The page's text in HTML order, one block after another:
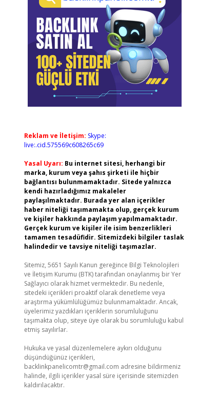
Reklam ve İletişim: Skype:
live:.cid.575569c608265c69
Yasal Uyarı: Bu internet sitesi, herhangi bir
marka, kurum veya şahıs şirketi ile hiçbir
bağlantısı bulunmamaktadır. Sitede yalnızca
kendi hazırladığımız makaleler
paylaşılmaktadır. Burada yer alan içerikler
haber niteliği taşımamakta olup, gerçek kurum
ve kişiler hakkında paylaşım yapılmamaktadır.
Gerçek kurum ve kişiler ile isim benzerlikleri
tamamen tesadüfidir. Sitemizdeki bilgiler taslak
halindedir ve tavsiye niteliği taşımazlar.
Sitemiz, 5651 Sayılı Kanun gereğince Bilgi Teknolojileri
ve İletişim Kurumu (BTK) tarafından onaylanmış bir Yer
Sağlayıcı olarak hizmet vermektedir. Bu nedenle,
sitedeki içerikleri proaktif olarak denetleme veya
araştırma yükümlülüğümüz bulunmamaktadır. Ancak,
üyelerimiz yazdıkları içeriklerin sorumluluğunu
taşımakta olup, siteye üye olarak bu sorumluluğu kabul
etmiş sayılırlar.
Hukuka ve yasal düzenlemelere aykırı olduğunu
düşündüğünüz içerikleri,
backlinkpanelicomtr@gmail.com adresine bildirmeniz
halinde, ilgili içerikler yasal süre içerisinde sitemizden
kaldırılacaktır.